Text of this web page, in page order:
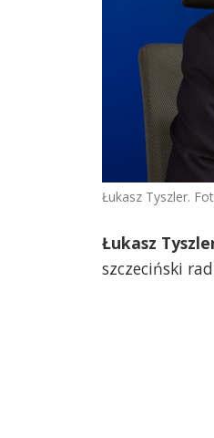
Łukasz Tyszler.
Łukasz
szczeciński